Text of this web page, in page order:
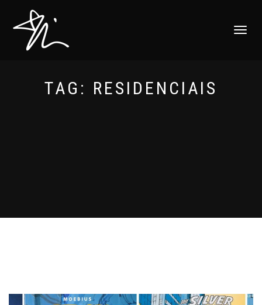
ALTERNAR
TAG: RESIDENCIAIS